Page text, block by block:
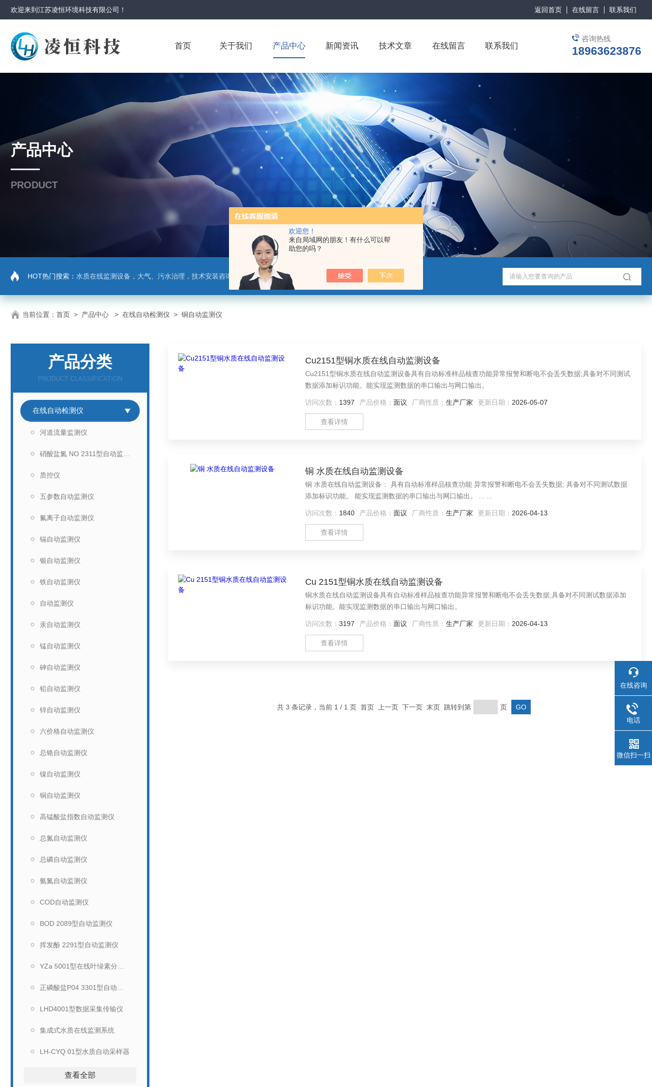
欢迎您！
来自局域网的朋友！有什么可以帮
助您的吗？
欢迎来到江苏凌恒环境科技有限公司 ！ 返回首页 在线留言 联系我们
咨询热线
18963623876
首页 关于我们 产品中心 新闻资讯 技术文章 在线留言 联系我们
产品中心
PRODUCT
HOT热门搜索： 水质在线监测设备，大气、污水治理，技术安装咨询服务，环境相关仪器仪表
当前位置： 首页 > 产品中心 > 在线自动检测仪 > 铜自动监测仪
产品分类
PRODUCT CLASSIFICATION
在线自动检测仪
河道流量监测仪
质控仪
五参数自动监测仪
氟离子自动监测仪
镉自动监测仪
银自动监测仪
铁自动监测仪
自动监测仪
汞自动监测仪
锰自动监测仪
砷自动监测仪
铅自动监测仪
锌自动监测仪
六价格自动监测仪
总铬自动监测仪
镍自动监测仪
铜自动监测仪
高锰酸盐指数自动监测仪
总氮自动监测仪
总磷自动监测仪
氨氮自动监测仪
COD自动监测仪
BOD 2089型自动监测仪
挥发酚 2291型自动监测仪
LHD4001型数据采集传输仪
集成式水质在线监测系统
LH-CYQ 01型水质自动采样器
查看全部
Cu2151型铜水质在线自动监测设备
Cu2151型铜水质在线自动监测设备具有自动标准样品核查功能异常报警和断电不会丢失数据;具备对不同测试
数据添加标识功能。能实现监测数据的串口输出与网口输出。
访问次数： 1397 产品价格： 面议 厂商性质： 生产厂家 更新日期： 2026-05-07
查看详情
铜 水质在线自动监测设备
铜 水质在线自动监测设备： 具有自动标准样品核查功能 异常报警和断电不会丢失数据; 具备对不同测试数据
添加标识功能。 能实现监测数据的串口输出与网口输出。 ... ...
访问次数： 1840 产品价格： 面议 厂商性质： 生产厂家 更新日期： 2026-04-13
查看详情
Cu 2151型铜水质在线自动监测设备
铜水质在线自动监测设备具有自动标准样品核查功能异常报警和断电不会丢失数据;具备对不同测试数据添加
标识功能。能实现监测数据的串口输出与网口输出。
访问次数： 3197 产品价格： 面议 厂商性质： 生产厂家 更新日期： 2026-04-13
查看详情
共 3 条记录，当前 1 / 1 页 首页 上一页 下一页 末页 跳转到第 页
在线咨询
电话
微信扫一扫